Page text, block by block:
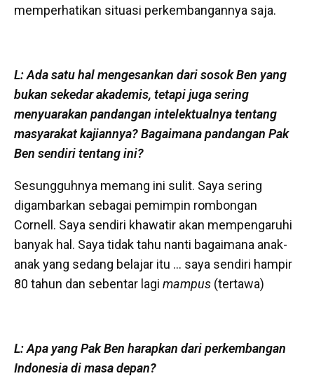
memperhatikan situasi perkembangannya saja.
L: Ada satu hal mengesankan dari sosok Ben yang
bukan sekedar akademis, tetapi juga sering
menyuarakan pandangan intelektualnya tentang
masyarakat kajiannya? Bagaimana pandangan Pak
Ben sendiri tentang ini?
Sesungguhnya memang ini sulit. Saya sering
digambarkan sebagai pemimpin rombongan
Cornell. Saya sendiri khawatir akan mempengaruhi
banyak hal. Saya tidak tahu nanti bagaimana anak-
anak yang sedang belajar itu … saya sendiri hampir
80 tahun dan sebentar lagi mampus (tertawa)
L: Apa yang Pak Ben harapkan dari perkembangan
Indonesia di masa depan?